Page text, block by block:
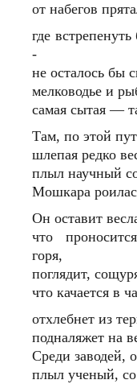
от набегов
где
-
не осталось бы
мелководье и
самая сытая —
Там, по этой
шлепая редко
плыл научный
Мошкара
Он оставит
что
горя,
поглядит,
что качается в
отхлебнет из
подналяжет на
Среди заводей,
плыл ученый,